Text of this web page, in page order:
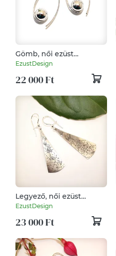
Gömb, női ezüst
fülbevaló pár (EF.063)
EzustDesign
22 000 Ft
Legyező, női ezüst
fülbevaló pár (EF.050)
EzustDesign
23 000 Ft